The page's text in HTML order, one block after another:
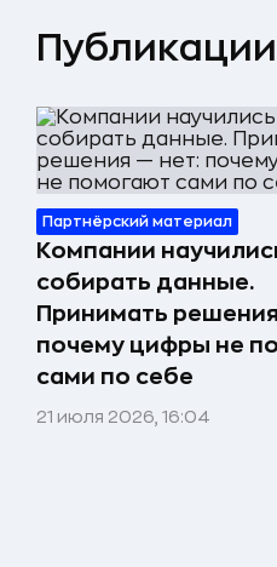
Партнёрский материал
Компании
собирать данные.
Принимать
почему цифры не
сами по себе
21 июля 2026, 16:04